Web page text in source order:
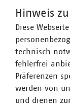
Hinweis
Diese
technisch
fehlerfrei
Präferenzen
werden von
und dienen